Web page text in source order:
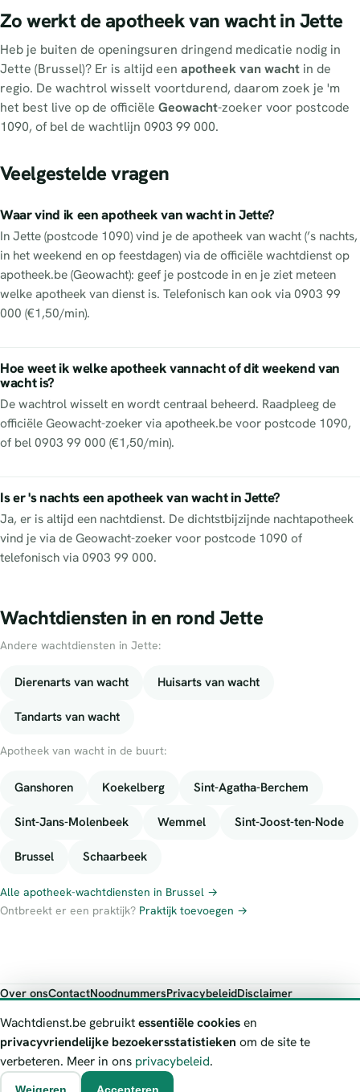
Zo werkt de apotheek van wacht in Jette
Heb je buiten de openingsuren dringend medicatie nodig in
Jette (Brussel)? Er is altijd een apotheek van wacht in de
regio. De wachtrol wisselt voortdurend, daarom zoek je 'm
het best live op de officiële Geowacht-zoeker voor postcode
1090, of bel de wachtlijn 0903 99 000.
Veelgestelde vragen
Waar vind ik een apotheek van wacht in Jette?
In Jette (postcode 1090) vind je de apotheek van wacht (’s nachts,
in het weekend en op feestdagen) via de officiële wachtdienst op
apotheek.be (Geowacht): geef je postcode in en je ziet meteen
welke apotheek van dienst is. Telefonisch kan ook via 0903 99
000 (€1,50/min).
Hoe weet ik welke apotheek vannacht of dit weekend van
wacht is?
De wachtrol wisselt en wordt centraal beheerd. Raadpleeg de
officiële Geowacht-zoeker via apotheek.be voor postcode 1090,
of bel 0903 99 000 (€1,50/min).
Is er 's nachts een apotheek van wacht in Jette?
Ja, er is altijd een nachtdienst. De dichtstbijzijnde nachtapotheek
vind je via de Geowacht-zoeker voor postcode 1090 of
telefonisch via 0903 99 000.
Wachtdiensten in en rond Jette
Andere wachtdiensten in Jette:
Dierenarts van wacht Huisarts van wacht
Tandarts van wacht
Apotheek van wacht in de buurt:
Ganshoren Koekelberg Sint-Agatha-Berchem
Sint-Jans-Molenbeek Wemmel Sint-Joost-ten-Node
Brussel Schaarbeek
Alle apotheek-wachtdiensten in Brussel →
Ontbreekt er een praktijk? Praktijk toevoegen →
Over onsContactNoodnummersPrivacybeleidDisclaimer
Wachtdienst.be toont publieke wachtdienst-informatie ter oriëntatie.
Bij levensgevaar bel je altijd 112. Controleer altijd de actuele
wachtregeling bij de vermelde officiële bron.
Wachtdienst.be gebruiktessentiële cookiesen
privacyvriendelijke bezoekersstatistieken om de site te
verbeteren. Meer in ons privacybeleid.
Weigeren Accepteren